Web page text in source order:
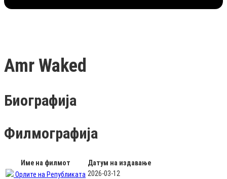
Amr Waked
Биографија
Филмографија
Име на филмот
Датум на издавање
Орлите на Републиката 2026-03-12